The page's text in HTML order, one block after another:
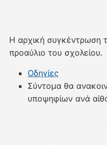
Η αρχική συγκέντρωση
προαύλιο του σχολείου.
Οδηγίες
Σύντομα θα
υποψηφίων ανά